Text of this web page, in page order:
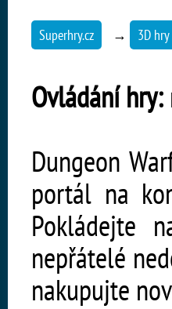
Superhry.cz → 3D hry
Ovládání hry:
Dungeon
portál na
Pokládejte
nepřátelé
nakupujte